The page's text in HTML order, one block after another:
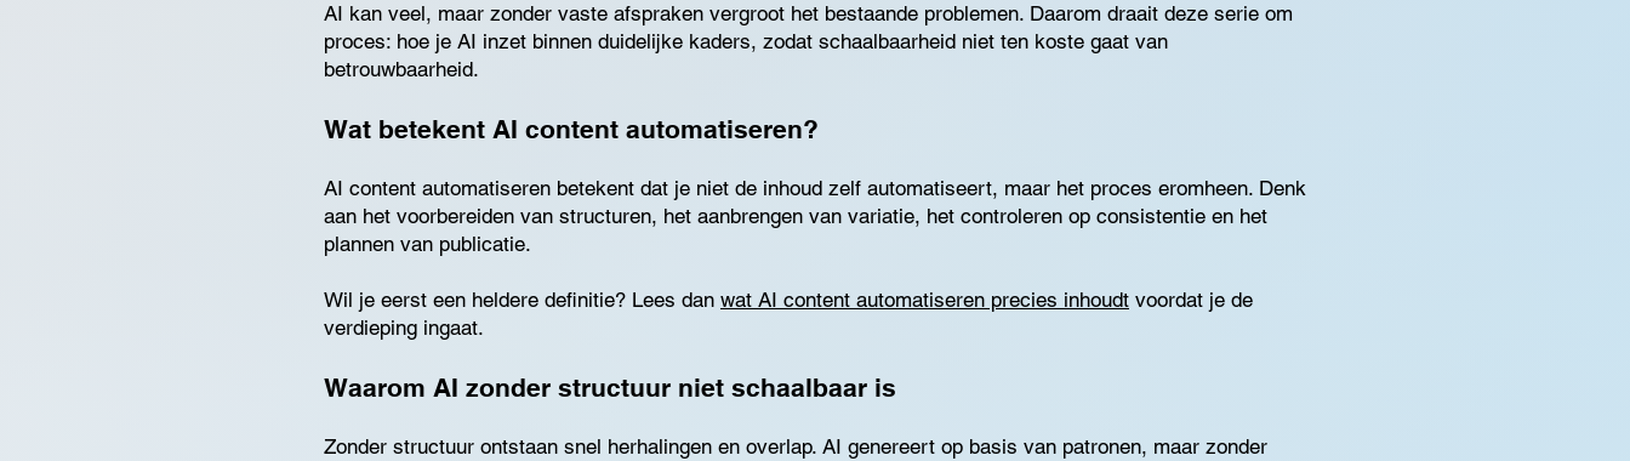
AI kan veel, maar zonder vaste afspraken vergroot het bestaande problemen. Daarom draait deze serie om
proces: hoe je AI inzet binnen duidelijke kaders, zodat schaalbaarheid niet ten koste gaat van
betrouwbaarheid.
Wat betekent AI content automatiseren?
AI content automatiseren betekent dat je niet de inhoud zelf automatiseert, maar het proces eromheen. Denk
aan het voorbereiden van structuren, het aanbrengen van variatie, het controleren op consistentie en het
plannen van publicatie.
Wil je eerst een heldere definitie? Lees dan wat AI content automatiseren precies inhoudt voordat je de
verdieping ingaat.
Waarom AI zonder structuur niet schaalbaar is
Zonder structuur ontstaan snel herhalingen en overlap. AI genereert op basis van patronen, maar zonder